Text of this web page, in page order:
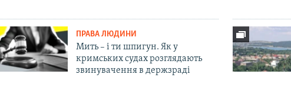
ПРАВА ЛЮДИНИ
Мить – і ти шпигун. Як у
кримських судах розглядають
звинувачення в держзраді